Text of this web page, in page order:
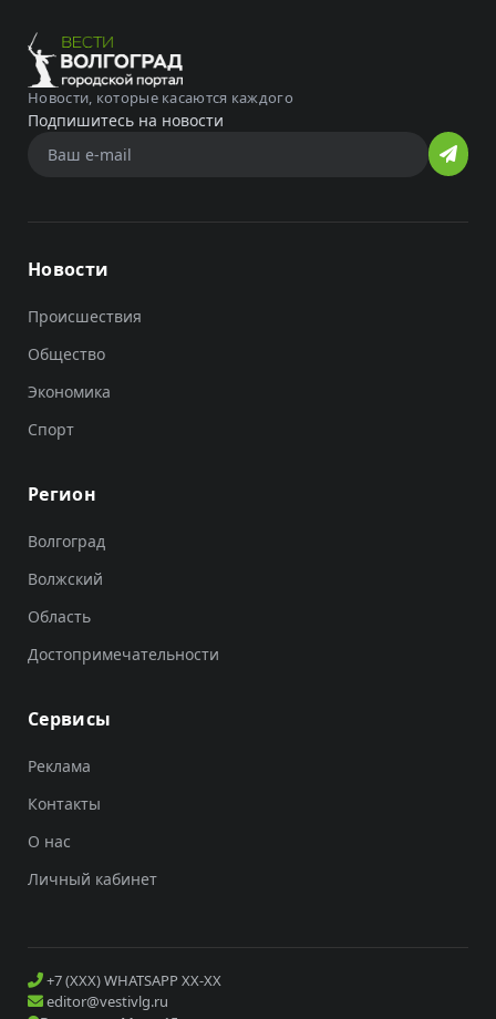
Новости, которые касаются каждого
Подпишитесь на новости
Новости
Происшествия
Общество
Экономика
Спорт
Регион
Волгоград
Волжский
Область
Достопримечательности
Сервисы
Реклама
Контакты
О нас
Личный кабинет
+7 (XXX) WHATSAPP XX-XX
editor@vestivlg.ru